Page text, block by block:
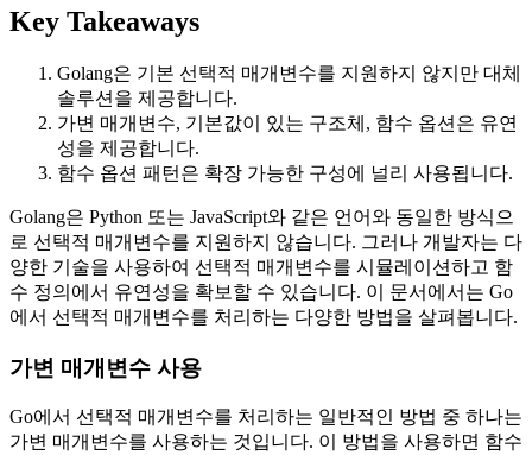
Key Takeaways
Golang은 기본 선택적 매개변수를 지원하지 않지만 대체
솔루션을 제공합니다.
가변 매개변수, 기본값이 있는 구조체, 함수 옵션은 유연
성을 제공합니다.
함수 옵션 패턴은 확장 가능한 구성에 널리 사용됩니다.
Golang은 Python 또는 JavaScript와 같은 언어와 동일한 방식으
로 선택적 매개변수를 지원하지 않습니다. 그러나 개발자는 다
양한 기술을 사용하여 선택적 매개변수를 시뮬레이션하고 함
수 정의에서 유연성을 확보할 수 있습니다. 이 문서에서는 Go
에서 선택적 매개변수를 처리하는 다양한 방법을 살펴봅니다.
가변 매개변수 사용
Go에서 선택적 매개변수를 처리하는 일반적인 방법 중 하나는
가변 매개변수를 사용하는 것입니다. 이 방법을 사용하면 함수